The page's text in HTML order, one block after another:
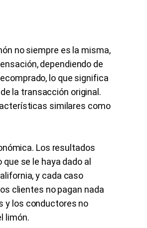
no siempre es la misma,
dependiendo de
lo que significa
la transacción original.
similares como
Los resultados
se le haya dado al
y cada caso
clientes no pagan nada
y los conductores no
limón.